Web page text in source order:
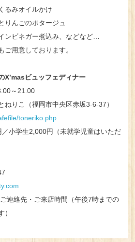
るみオイルかけ
りんごのポタージュ
ンビネガー煮込み、などなど…
ご用意しております。
ビュッフェディナー
～21:00
ねりこ（福岡市中央区赤坂3-6-37）
toneriko.php
小学生2,000円（未就学児童はいただ
連絡先・ご来店時間（午後7時までの
）